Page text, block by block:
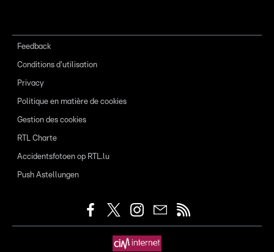
Feedback
Conditions d'utilisation
Privacy
Politique en matière de cookies
Gestion des cookies
RTL Charte
Accidentsfotoen op RTL.lu
Push Astellungen